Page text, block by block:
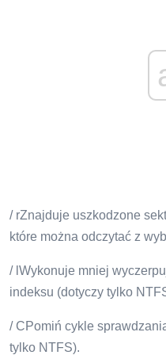
/ rZnajduje uszkodzone
które można odczytać z
/ lWykonuje mniej
indeksu (dotyczy tylko
/ CPomiń cykle
tylko NTFS).